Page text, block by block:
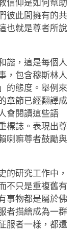
信仰是如何幫助
彼此間擁有的共
也就是尊者所說
諧，這是每個人
，包含穆斯林人
的態度。舉例來
章節已經翻譯成
會閱讀這些語
標誌。表現出尊
喇嘛尊者鼓勵與
的研究工作中，
不只是重複舊有
事物都是屬於佛
者描繪成為一群
服者一樣，都還